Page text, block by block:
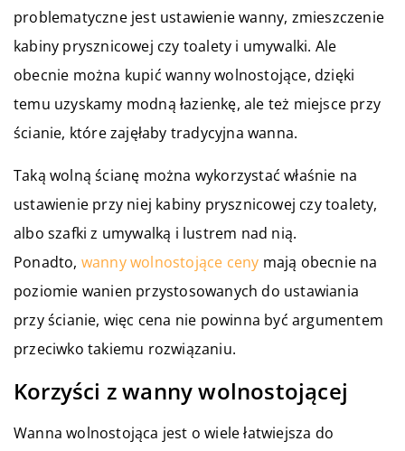
problematyczne jest ustawienie wanny, zmieszczenie
kabiny prysznicowej czy toalety i umywalki. Ale
obecnie można kupić wanny wolnostojące, dzięki
temu uzyskamy modną łazienkę, ale też miejsce przy
ścianie, które zajęłaby tradycyjna wanna.
Taką wolną ścianę można wykorzystać właśnie na
ustawienie przy niej kabiny prysznicowej czy toalety,
albo szafki z umywalką i lustrem nad nią.
Ponadto, wanny wolnostojące ceny mają obecnie na
poziomie wanien przystosowanych do ustawiania
przy ścianie, więc cena nie powinna być argumentem
przeciwko takiemu rozwiązaniu.
Korzyści z wanny wolnostojącej
Wanna wolnostojąca jest o wiele łatwiejsza do